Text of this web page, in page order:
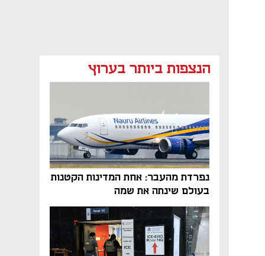
הנצפות ביותר בערוץ
נפרדת מהעבר: אחת המדינות הקטנות
בעולם שינתה את שמה